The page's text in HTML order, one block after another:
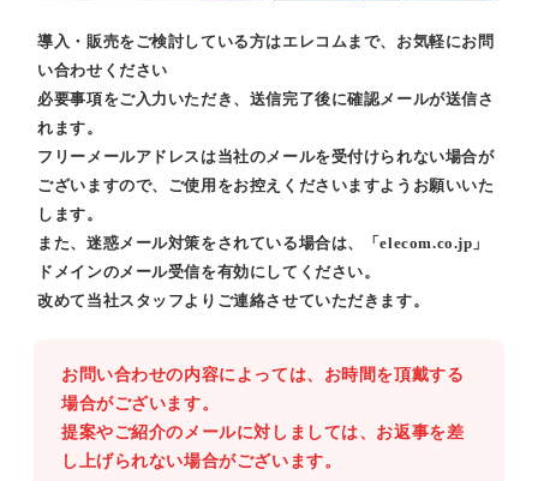
導入・販売をご検討している方はエレコムまで、お気軽にお問
い合わせください
必要事項をご入力いただき、送信完了後に確認メールが送信さ
れます。
フリーメールアドレスは当社のメールを受付けられない場合が
ございますので、ご使用をお控えくださいますようお願いいた
します。
また、迷惑メール対策をされている場合は、「elecom.co.jp」
ドメインのメール受信を有効にしてください。
改めて当社スタッフよりご連絡させていただきます。
お問い合わせの内容によっては、お時間を頂戴する
場合がございます。
提案やご紹介のメールに対しましては、お返事を差
し上げられない場合がございます。